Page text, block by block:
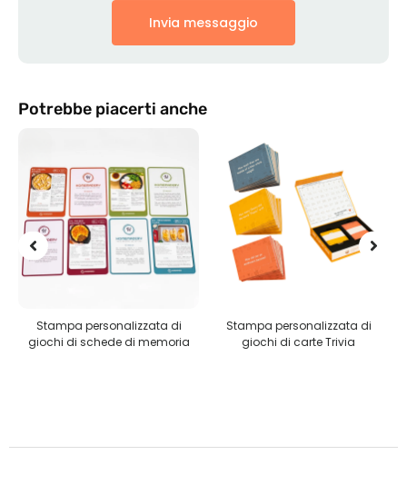
Invia messaggio
Potrebbe piacerti anche
Stampa personalizzata di
giochi di schede di memoria
Stampa personalizzata di
giochi di carte Trivia